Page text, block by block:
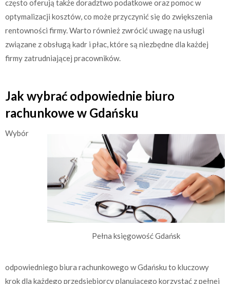
często oferują także doradztwo podatkowe oraz pomoc w
optymalizacji kosztów, co może przyczynić się do zwiększenia
rentowności firmy. Warto również zwrócić uwagę na usługi
związane z obsługą kadr i płac, które są niezbędne dla każdej
firmy zatrudniającej pracowników.
Jak wybrać odpowiednie biuro
rachunkowe w Gdańsku
Pełna księgowość Gdańsk
Wybór
odpowiedniego biura rachunkowego w Gdańsku to kluczowy
krok dla każdego przedsiębiorcy planującego korzystać z pełnej